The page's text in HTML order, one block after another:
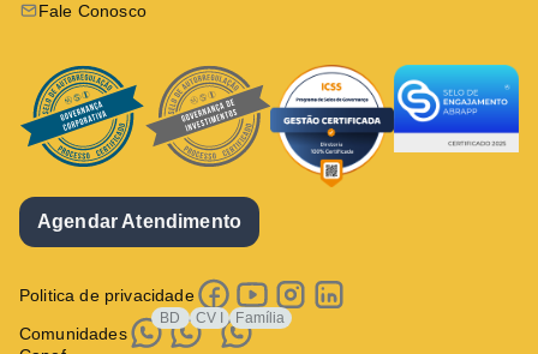
Fale Conosco
Agendar Atendimento
Politica de privacidade
Comunidades
BD CV I Família